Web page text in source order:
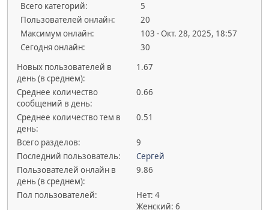
Всего категорий:
5
Пользователей онлайн:
20
Максимум онлайн:
103 - Окт. 28, 2025, 18:57
Сегодня онлайн:
30
Новых пользователей в
день (в среднем):
1.67
Среднее количество
сообщений в день:
0.66
Среднее количество тем в
день:
0.51
Всего разделов:
9
Последний пользователь:
Сергей
Пользователей онлайн в
день (в среднем):
9.86
Пол пользователей:
Нет: 4
Женский: 6